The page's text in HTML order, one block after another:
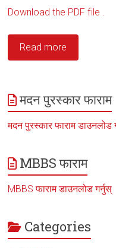
Download the PDF file .
Read more
मदन पुरस्कार फाराम
मदन पुरस्कार फाराम डाउनलोड
MBBS फाराम
MBBS फाराम डाउनलोड गर्नुस्
Categories